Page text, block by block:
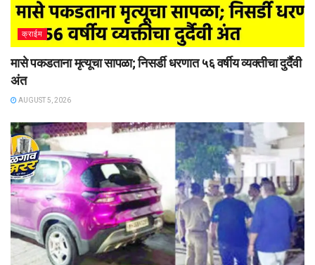
क्राईम
मासे पकडताना मृत्यूचा सापळा; निसर्डी धरणात ५६ वर्षीय व्यक्तीचा दुर्दैवी
अंत
AUGUST 5, 2026